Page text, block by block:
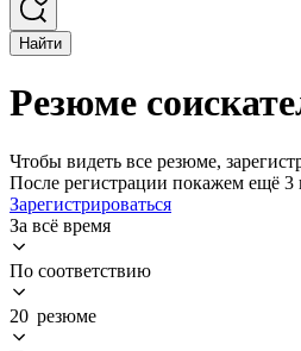
Найти
Резюме
Чтобы видеть все резюме,
После регистрации покажем ещё 3
Зарегистрироваться
За всё время
По соответствию
20 резюме